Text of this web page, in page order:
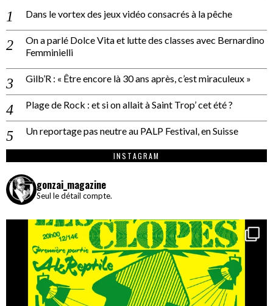
Dans le vortex des jeux vidéo consacrés à la pêche
On a parlé Dolce Vita et lutte des classes avec Bernardino
Femminielli
Gilb’R : « Être encore là 30 ans après, c’est miraculeux »
Plage de Rock : et si on allait à Saint Trop’ cet été ?
Un reportage pas neutre au PALP Festival, en Suisse
INSTAGRAM
gonzai_magazine
Seul le détail compte.